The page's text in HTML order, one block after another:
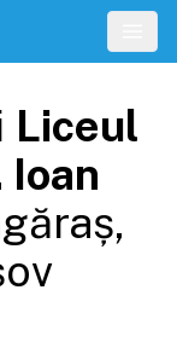
Liceul
Ioan
,